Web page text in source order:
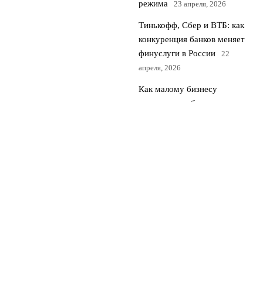
режима
23 апреля, 2026
Тинькофф, Сбер и ВТБ: как
конкуренция банков меняет
финуслуги в России
22
апреля, 2026
Как малому бизнесу
пережить турбулентность и